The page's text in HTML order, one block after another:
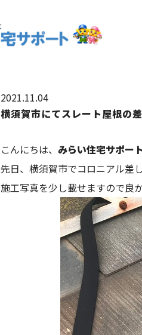
2021.11.04
横須賀市にてスレート屋根の
こんにちは、 みらい住宅サポー
先日、横須賀市でコロニアル差
施工写真を少し載せますので良